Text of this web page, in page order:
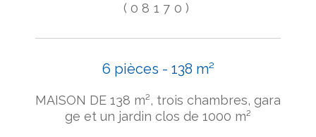
(08170)
6 pièces - 138 m²
MAISON DE 138 m², trois chambres, gara
ge et un jardin clos de 1000 m²